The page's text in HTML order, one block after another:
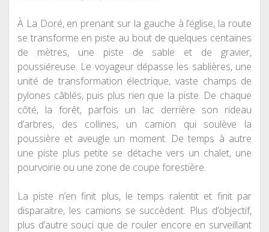
À La Doré, en prenant sur la gauche à l’église, la route
se transforme en piste au bout de quelques centaines
de mètres, une piste de sable et de gravier,
poussiéreuse. Le voyageur dépasse les sablières, une
unité de transformation électrique, vaste champs de
pylones câblés, puis plus rien que la piste. De chaque
côté, la forêt, parfois un lac derrière son rideau
d’arbres, des collines, un camion qui soulève la
poussière et aveugle un moment. De temps à autre
une piste plus petite se détache vers un chalet, une
pourvoirie ou une zone de coupe forestière.
La piste n’en finit plus, le temps ralentit et finit par
disparaitre, les camions se succèdent. Plus d’objectif,
plus d’autre souci que de rouler encore en surveillant